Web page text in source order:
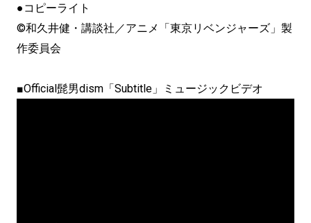
●コピーライト
©和久井健・講談社／アニメ「東京リベンジャーズ」製
作委員会
■Official髭男dism「Subtitle」ミュージックビデオ